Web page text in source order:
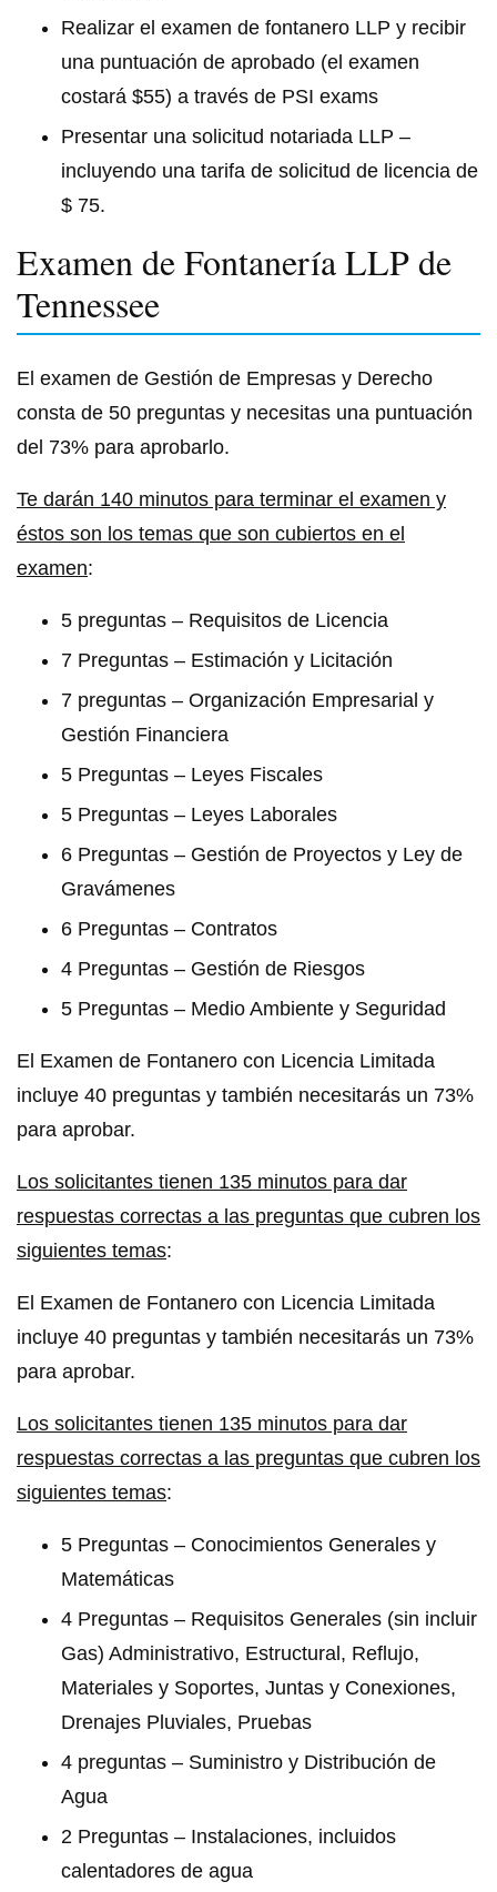
Realizar el examen de fontanero LLP y recibir
una puntuación de aprobado (el examen
costará $55) a través de PSI exams
Presentar una solicitud notariada LLP –
incluyendo una tarifa de solicitud de licencia de
$ 75.
Examen de Fontanería LLP de
Tennessee
El examen de Gestión de Empresas y Derecho
consta de 50 preguntas y necesitas una puntuación
del 73% para aprobarlo.
Te darán 140 minutos para terminar el examen y
éstos son los temas que son cubiertos en el
examen:
5 preguntas – Requisitos de Licencia
7 Preguntas – Estimación y Licitación
7 preguntas – Organización Empresarial y
Gestión Financiera
5 Preguntas – Leyes Fiscales
5 Preguntas – Leyes Laborales
6 Preguntas – Gestión de Proyectos y Ley de
Gravámenes
6 Preguntas – Contratos
4 Preguntas – Gestión de Riesgos
5 Preguntas – Medio Ambiente y Seguridad
El Examen de Fontanero con Licencia Limitada
incluye 40 preguntas y también necesitarás un 73%
para aprobar.
Los solicitantes tienen 135 minutos para dar
respuestas correctas a las preguntas que cubren los
siguientes temas:
El Examen de Fontanero con Licencia Limitada
incluye 40 preguntas y también necesitarás un 73%
para aprobar.
Los solicitantes tienen 135 minutos para dar
respuestas correctas a las preguntas que cubren los
siguientes temas:
5 Preguntas – Conocimientos Generales y
Matemáticas
4 Preguntas – Requisitos Generales (sin incluir
Gas) Administrativo, Estructural, Reflujo,
Materiales y Soportes, Juntas y Conexiones,
Drenajes Pluviales, Pruebas
4 preguntas – Suministro y Distribución de
Agua
2 Preguntas – Instalaciones, incluidos
calentadores de agua